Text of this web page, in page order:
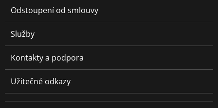
Odstoupení od smlouvy
Služby
Kontakty a podpora
Užitečné odkazy